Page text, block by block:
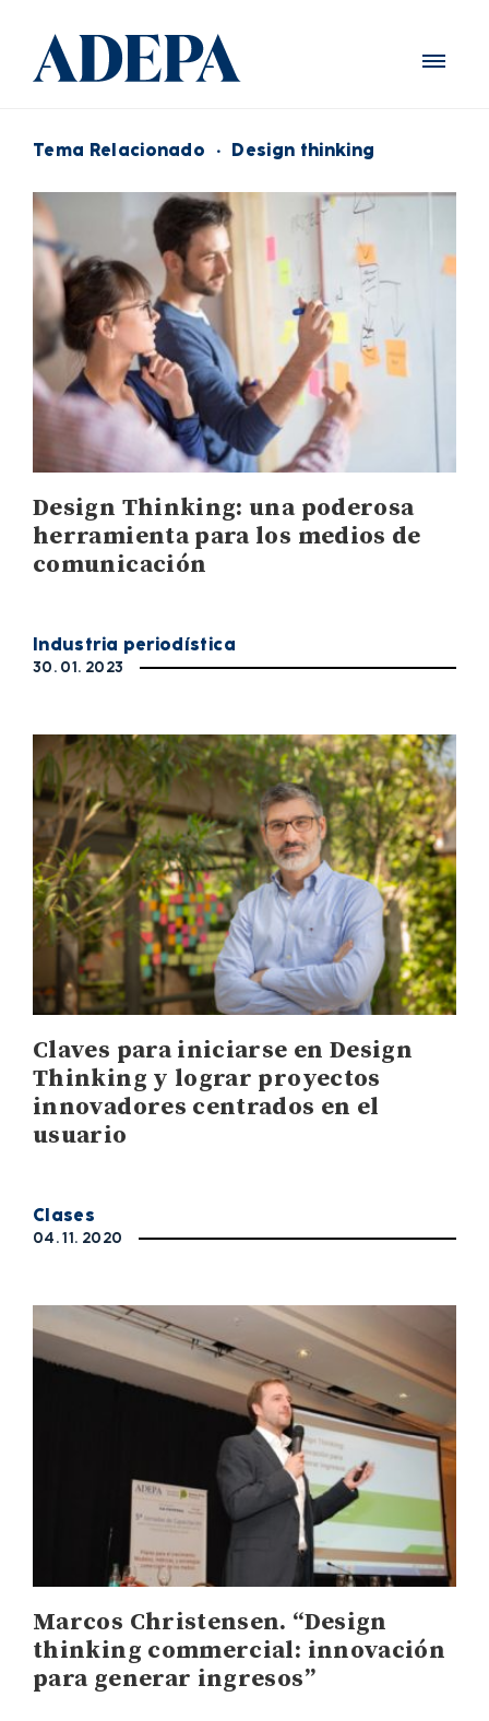
Tema Relacionado · Design thinking
Design Thinking: una poderosa
herramienta para los medios de
comunicación
Industria periodística
30. 01. 2023
Claves para iniciarse en Design
Thinking y lograr proyectos
innovadores centrados en el
usuario
Clases
04. 11. 2020
Marcos Christensen. “Design
thinking commercial: innovación
para generar ingresos”